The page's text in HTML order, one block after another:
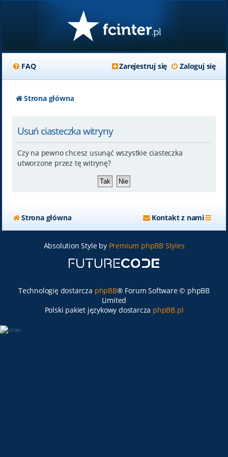
FAQ Zaloguj się
Zarejestruj się
Strona główna
Usuń ciasteczka witryny
Czy na pewno chcesz usunąć wszystkie ciasteczka
utworzone przez tę witrynę?
Strona główna Kontakt z nami
Absolution Style by Premium phpBB Styles
Technologię dostarcza phpBB® Forum Software © phpBB
Limited
Polski pakiet językowy dostarcza phpBB.pl